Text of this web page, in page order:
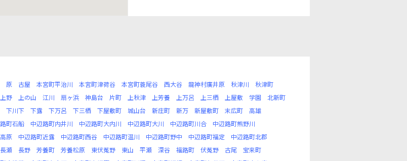
原 古屋 本宮町平治川 本宮町津荷谷 本宮町蓑尾谷 西大谷 龍神村廣井原 秋津川
秋津町
上野 上の山 江川 扇ヶ浜 神島台 片町 上秋津 上芳養 上万呂 上三栖 上屋敷 学園
北新町
下川下 下露 下万呂 下三栖 下屋敷町 城山台 新庄町 新万 新屋敷町 末広町
高雄
町石船 中辺路町内井川 中辺路町大内川 中辺路町大川 中辺路町川合
中辺路町熊野川
原 中辺路町近露 中辺路町西谷 中辺路町温川 中辺路町野中 中辺路町福定
中辺路町北郡
長瀬 長野 芳養町 芳養松原 東伏菟野 東山 平瀬 深谷 福路町 伏菟野 古尾
宝来町